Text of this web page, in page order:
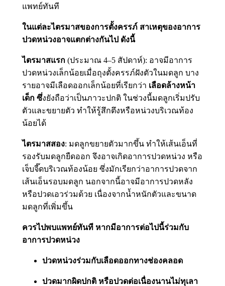
แพทย์ทันที
ในแต่ละไตรมาสของการตั้งครรภ์ สาเหตุของอาการ
ปวดหน่วงอาจแตกต่างกันไป ดังนี้
ไตรมาสแรก (ประมาณ 4–5 สัปดาห์): อาจมีอาการ
ปวดหน่วงเล็กน้อยเมื่อถุงตั้งครรภ์ฝังตัวในมดลูก บาง
รายอาจมีเลือดออกเล็กน้อยที่เรียกว่า เลือดล้างหน้า
เด็ก ซึ่งยังถือว่าเป็นภาวะปกติ ในช่วงนี้มดลูกเริ่มปรับ
ตัวและขยายตัว ทำให้รู้สึกตึงหรือหน่วงบริเวณท้อง
น้อยได้
ไตรมาสสอง: มดลูกขยายตัวมากขึ้น ทำให้เส้นเอ็นที่
รองรับมดลูกยืดออก จึงอาจเกิดอาการปวดหน่วง หรือ
เจ็บจี๊ดบริเวณท้องน้อย ซึ่งมักเรียกว่าอาการปวดจาก
เส้นเอ็นรอบมดลูก นอกจากนี้อาจมีอาการปวดหลัง
หรือปวดเอวร่วมด้วย เนื่องจากน้ำหนักตัวและขนาด
มดลูกที่เพิ่มขึ้น
ควรไปพบแพทย์ทันที หากมีอาการต่อไปนี้ร่วมกับ
อาการปวดหน่วง
ปวดหน่วงร่วมกับเลือดออกทางช่องคลอด
ปวดมากผิดปกติ หรือปวดต่อเนื่องนานไม่ทุเลา